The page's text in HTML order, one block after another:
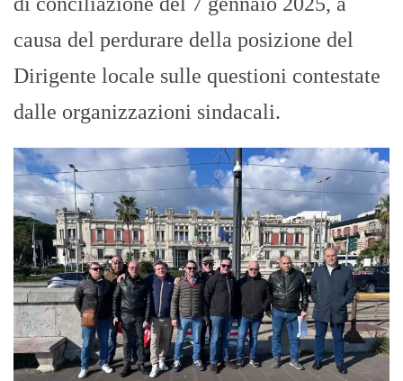
causa del perdurare della posizione del
Dirigente locale sulle questioni contestate
dalle organizzazioni sindacali.